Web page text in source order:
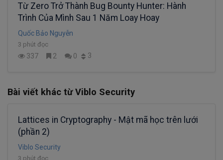
Từ Zero Trở Thành Bug Bounty Hunter: Hành
Trình Của Mình Sau 1 Năm Loay Hoay
Quốc Bảo Nguyễn
3 phút đọc
337 2 0 3
Bài viết khác từ Viblo Security
Lattices in Cryptography - Mật mã học trên lưới
(phần 2)
Viblo Security
3 phút đọc